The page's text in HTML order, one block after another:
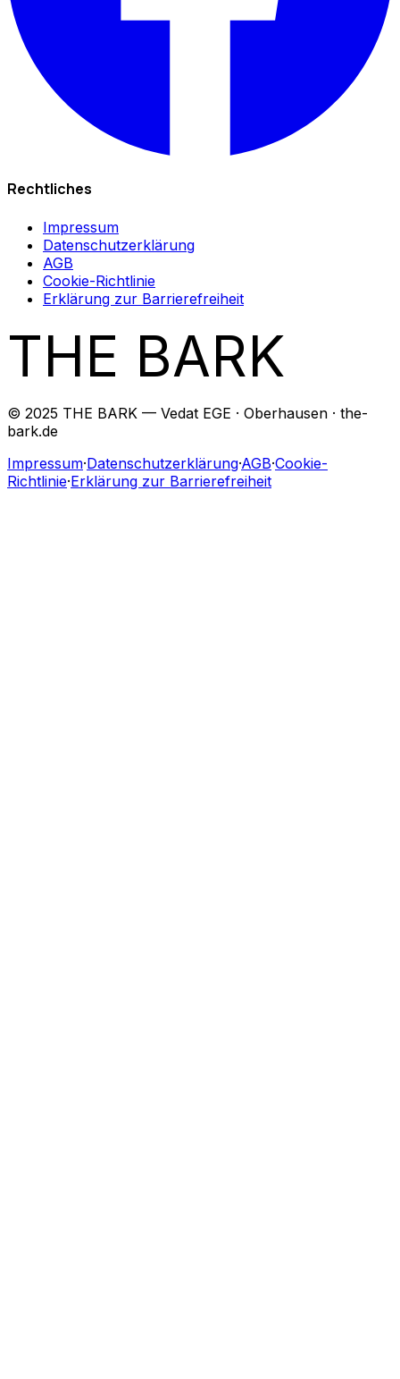
Rechtliches
Impressum
Datenschutzerklärung
AGB
Cookie-Richtlinie
Erklärung zur Barrierefreiheit
THE BARK
© 2025 THE BARK — Vedat EGE · Oberhausen · the-
bark.de
Impressum·Datenschutzerklärung·AGB·Cookie-
Richtlinie·Erklärung zur Barrierefreiheit